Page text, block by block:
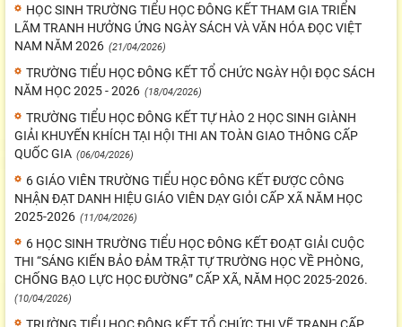
HỌC SINH TRƯỜNG TIỂU HỌC ĐÔNG KẾT THAM GIA TRIỂN
LÃM TRANH HƯỞNG ỨNG NGÀY SÁCH VÀ VĂN HÓA ĐỌC VIỆT
NAM NĂM 2026 (21/04/2026)
TRƯỜNG TIỂU HỌC ĐÔNG KẾT TỔ CHỨC NGÀY HỘI ĐỌC SÁCH
NĂM HỌC 2025 - 2026 (18/04/2026)
TRƯỜNG TIỂU HỌC ĐÔNG KẾT TỰ HÀO 2 HỌC SINH GIÀNH
GIẢI KHUYẾN KHÍCH TẠI HỘI THI AN TOÀN GIAO THÔNG CẤP
QUỐC GIA (06/04/2026)
6 GIÁO VIÊN TRƯỜNG TIỂU HỌC ĐÔNG KẾT ĐƯỢC CÔNG
NHẬN ĐẠT DANH HIỆU GIÁO VIÊN DẠY GIỎI CẤP XÃ NĂM HỌC
2025-2026 (11/04/2026)
6 HỌC SINH TRƯỜNG TIỂU HỌC ĐÔNG KẾT ĐOẠT GIẢI CUỘC
THI “SÁNG KIẾN BẢO ĐẢM TRẬT TỰ TRƯỜNG HỌC VỀ PHÒNG,
CHỐNG BẠO LỰC HỌC ĐƯỜNG” CẤP XÃ, NĂM HỌC 2025-2026.
(10/04/2026)